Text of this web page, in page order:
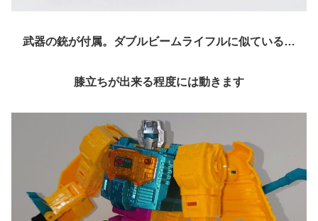
武器の銃が付属。ダブルビームライフルに似ている…
膝立ちが出来る程度には動きます